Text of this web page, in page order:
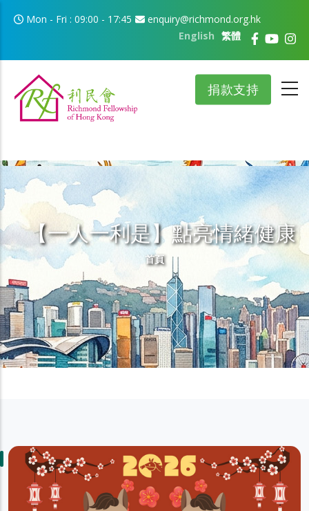
移至主內容
Mon - Fri : 09:00 - 17:45
enquiry@richmond.org.hk
繁體
English
捐款支持
【一人一利是】點亮情緒健康
導航連結
首頁